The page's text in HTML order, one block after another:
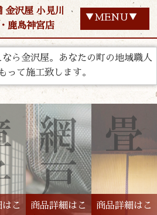
金沢屋 小見川
鹿島神宮店
▼MENU▼
ら金沢屋。あなたの町の地域職人
って施工致します。
こ
商品詳細はこ
商品詳細はこ